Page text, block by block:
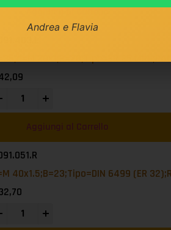
Aggiungi al Carrello
30x1;B=20;Tipo=ER 25
Aggiungi al Carrello
40x1.5;B=23;Tipo=DIN 6499 (ER
Andrea e Flavia